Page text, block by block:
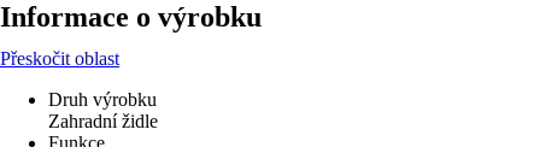
Informace o výrobku
Přeskočit oblast
Druh výrobku
Zahradní židle
Funkce